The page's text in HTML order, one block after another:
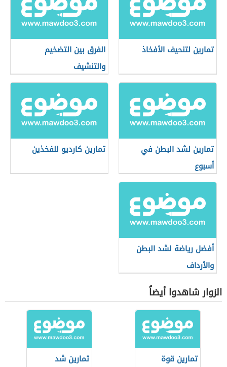
تمارين لتنحيف الأفخاذ
الفرق بين التضخيم
والتنشيف
تمارين لشد البطن في
أسبوع
تمارين كارديو للفخذين
أفضل رياضة لشد البطن
والأرداف
الزوار شاهدوا أيضاً
تمارين قوة
تمارين شد